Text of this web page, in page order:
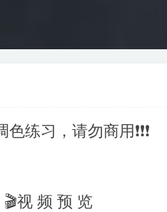
调色练习，请勿商用❗❗❗
🎬视 频 预 览